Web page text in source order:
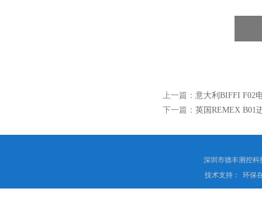
上一篇： 意大利BIFFI F02
下一篇： 英国REMEX B01
深圳市德丰测控
技术支持：
环保